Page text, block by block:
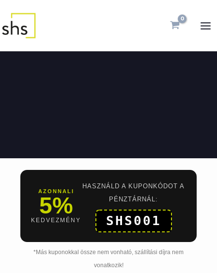
content
AZONNALI
5%
KEDVEZMÉNY
HASZNÁLD A KUPONKÓDOT A
PÉNZTÁRNÁL:
SHS001
*Más kuponokkal össze nem vonható, szállítási díjra nem
vonatkozik!